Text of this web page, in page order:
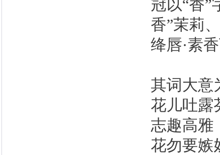
冠以“香”
香”茉莉
绛唇·素
其词大意
花儿吐露
志趣高雅
花勿要嫉